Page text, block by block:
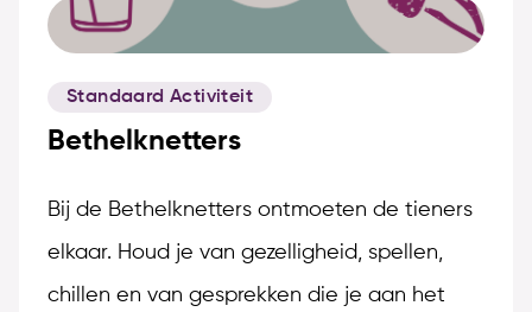
Standaard Activiteit
Bethelknetters
Bij de Bethelknetters ontmoeten de tieners
elkaar. Houd je van gezelligheid, spellen,
chillen en van gesprekken die je aan het